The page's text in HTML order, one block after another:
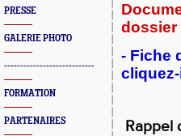
PRESSE
GALERIE PHOTO
----------------------------
FORMATION
PARTENAIRES
dossier
- Fiche
Rappel